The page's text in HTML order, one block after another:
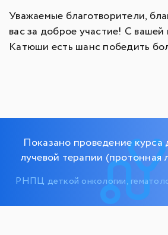
Уважаемые благотворители,
вас за доброе участие! С
Катюши есть шанс победить
Показано проведение
лучевой терапии (протонная
РНПЦ деткой онкологии,